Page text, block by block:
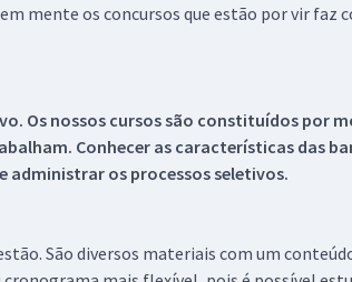
mente os concursos que estão por vir faz
Os nossos cursos são constituídos por
Conhecer as características das
administrar os processos seletivos.
São diversos materiais com um